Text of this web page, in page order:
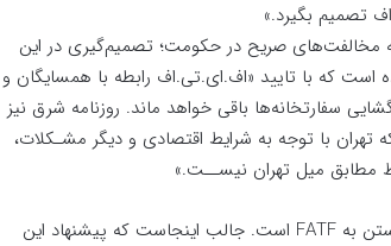
تصمیم بگیرد.»
مخالفت‌های صریح در حکومت؛ تصمیم‌گیری در این
است که با تایید «اف.ای.تی.اف رابطه با همسایگان و
سفارتخانه‌ها باقی خواهد ماند. روزنامه شرق نیز
با توجه به شرایط اقتصادی و دیگر مشـکلات،
مطابق میل تهران نیســت.»
جریان غربگرا مدعی است که ارتقا روابط اقتصادی ایران در گرو پیوستن به FATF است. جالب اینجاست که پیشنهاد این